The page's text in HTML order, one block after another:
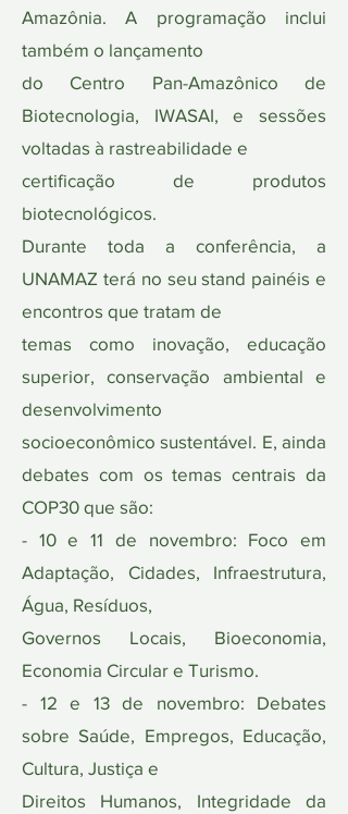
Amazônia. A programação inclui
também o lançamento
do Centro Pan-Amazônico de
Biotecnologia, IWASAI, e sessões
voltadas à rastreabilidade e
certificação de produtos
biotecnológicos.
Durante toda a conferência, a
UNAMAZ terá no seu stand painéis e
encontros que tratam de
temas como inovação, educação
superior, conservação ambiental e
desenvolvimento
socioeconômico sustentável. E, ainda
debates com os temas centrais da
COP30 que são:
- 10 e 11 de novembro: Foco em
Adaptação, Cidades, Infraestrutura,
Água, Resíduos,
Governos Locais, Bioeconomia,
Economia Circular e Turismo.
- 12 e 13 de novembro: Debates
sobre Saúde, Empregos, Educação,
Cultura, Justiça e
Direitos Humanos, Integridade da